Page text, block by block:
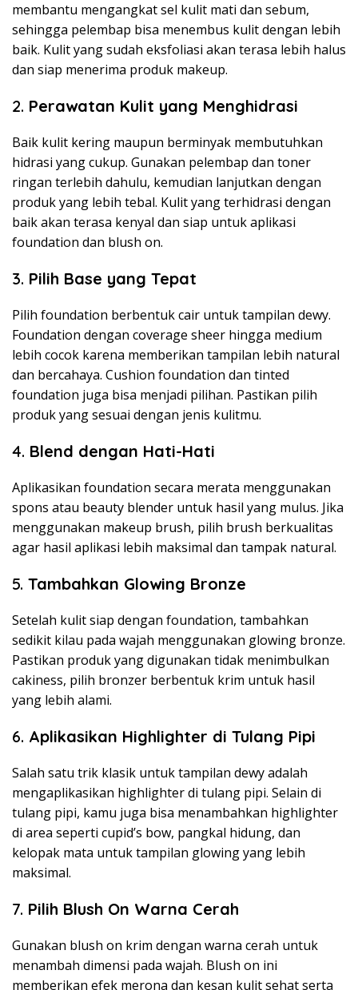
membantu mengangkat sel kulit mati dan sebum,
sehingga pelembap bisa menembus kulit dengan lebih
baik. Kulit yang sudah eksfoliasi akan terasa lebih halus
dan siap menerima produk makeup.
2. Perawatan Kulit yang Menghidrasi
Baik kulit kering maupun berminyak membutuhkan
hidrasi yang cukup. Gunakan pelembap dan toner
ringan terlebih dahulu, kemudian lanjutkan dengan
produk yang lebih tebal. Kulit yang terhidrasi dengan
baik akan terasa kenyal dan siap untuk aplikasi
foundation dan blush on.
3. Pilih Base yang Tepat
Pilih foundation berbentuk cair untuk tampilan dewy.
Foundation dengan coverage sheer hingga medium
lebih cocok karena memberikan tampilan lebih natural
dan bercahaya. Cushion foundation dan tinted
foundation juga bisa menjadi pilihan. Pastikan pilih
produk yang sesuai dengan jenis kulitmu.
4. Blend dengan Hati-Hati
Aplikasikan foundation secara merata menggunakan
spons atau beauty blender untuk hasil yang mulus. Jika
menggunakan makeup brush, pilih brush berkualitas
agar hasil aplikasi lebih maksimal dan tampak natural.
5. Tambahkan Glowing Bronze
Setelah kulit siap dengan foundation, tambahkan
sedikit kilau pada wajah menggunakan glowing bronze.
Pastikan produk yang digunakan tidak menimbulkan
cakiness, pilih bronzer berbentuk krim untuk hasil
yang lebih alami.
6. Aplikasikan Highlighter di Tulang Pipi
Salah satu trik klasik untuk tampilan dewy adalah
mengaplikasikan highlighter di tulang pipi. Selain di
tulang pipi, kamu juga bisa menambahkan highlighter
di area seperti cupid’s bow, pangkal hidung, dan
kelopak mata untuk tampilan glowing yang lebih
maksimal.
7. Pilih Blush On Warna Cerah
Gunakan blush on krim dengan warna cerah untuk
menambah dimensi pada wajah. Blush on ini
memberikan efek merona dan kesan kulit sehat serta